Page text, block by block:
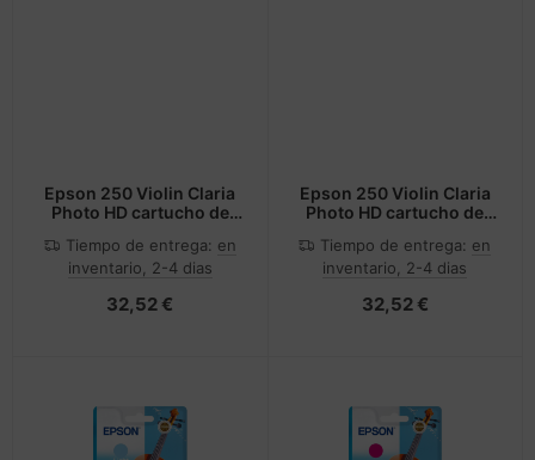
Epson 250 Violin Claria
Photo HD cartucho de
Amarillo
Tiempo de entrega: en
inventario, 2-4 dias
32,52 €
Epson 250 Violin Claria
Photo HD cartucho de
Cian
Tiempo de entrega: en
inventario, 2-4 dias
32,52 €